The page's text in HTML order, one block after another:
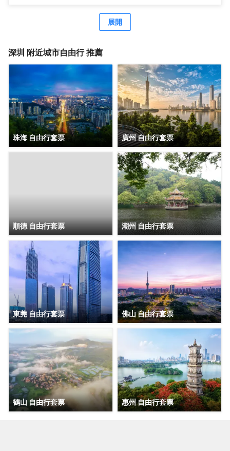
牌花美時、公寓品牌LIPPO公社。尚美生活旗下酒店超過
3500家（含在營店和籌建店），現已覆蓋全國31個省293座
團，尚美生活憑藉創新的商業模式、強大的品牌優勢和專業
創、共享大住宿共同體。未來，集團將不斷探索住宿業與互
聯網的結合、與新生活方式的結合，致力於成為全球領先的
生活服務連鎖平台，引領新尚美好生活。
展開
深圳 附近城市自由行 推薦
珠海 自由行套票 廣州 自由行套票
順德 自由行套票 潮州 自由行套票
東莞 自由行套票 佛山 自由行套票
鶴山 自由行套票 惠州 自由行套票